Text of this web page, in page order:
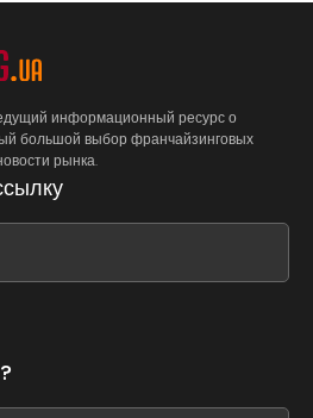
информационный ресурс о
большой выбор франчайзинговых
рынка.